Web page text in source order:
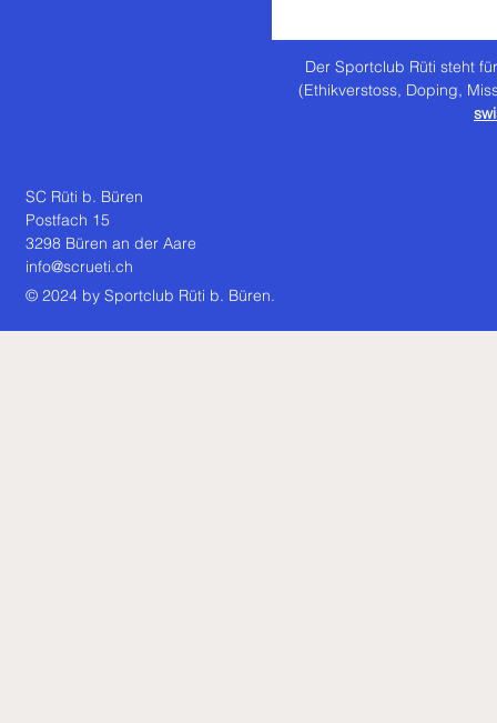
Der Sportclub Rüti steht
(Ethikverstoss, Doping,
SC Rüti b. Büren
Postfach 15
3298 Büren an der Aare
info@scrueti.ch
© 2024 by Sportclub Rüti b. Büren.